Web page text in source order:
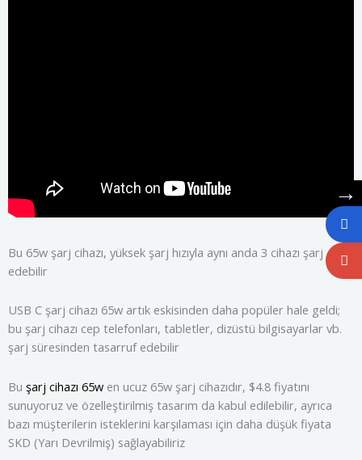
Bu 65w şarj cihazı, yüksek şarj hızıyla aynı anda 3 cihazı şarj
edebilir
USB C şarj cihazı 65w artık eskisinden daha popüler hale geldi;
bu şarj cihazı cep telefonları, tabletler, dizüstü bilgisayarlar vb.
şarj süresinden tasarruf edebilir
Bu şarj cihazı 65w en ucuz 65w şarj cihazıdır, $4.8 fiyatını
sunuyoruz ve özelleştirilmiş tasarım da kabul edilebilir, ayrıca
bazı müşterilerin isteklerini karşılaması için daha düşük fiyata
SKD (Yarı Devrilmiş) sağlayabiliriz
→